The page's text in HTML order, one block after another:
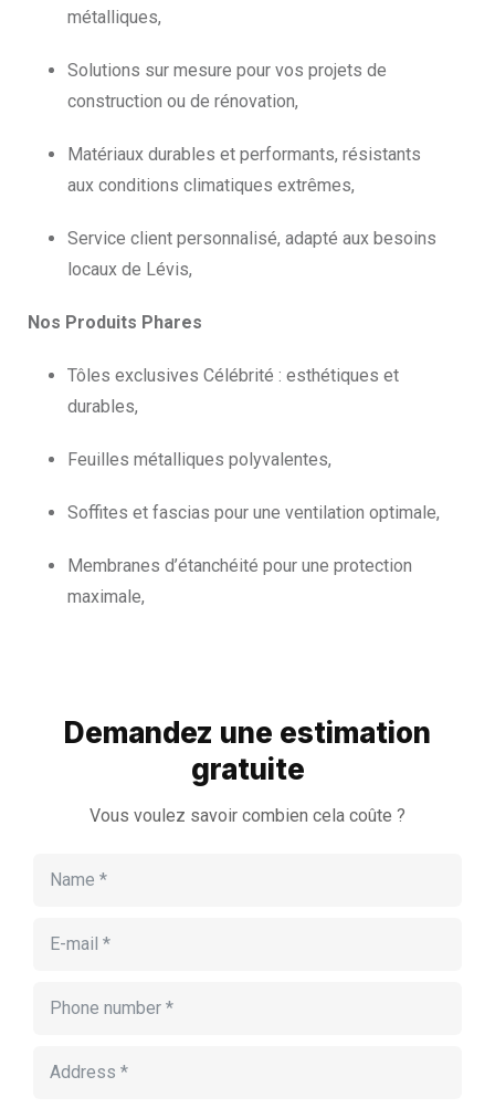
métalliques,
Solutions sur mesure pour vos projets de
construction ou de rénovation,
Matériaux durables et performants, résistants
aux conditions climatiques extrêmes,
Service client personnalisé, adapté aux besoins
locaux de Lévis,
Nos Produits Phares
Tôles exclusives Célébrité : esthétiques et
durables,
Feuilles métalliques polyvalentes,
Soffites et fascias pour une ventilation optimale,
Membranes d’étanchéité pour une protection
maximale,
Demandez une estimation
gratuite
Vous voulez savoir combien cela coûte ?